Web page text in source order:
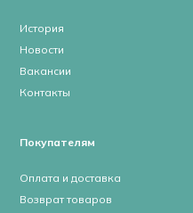
История
Новости
Вакансии
Контакты
Покупателям
Оплата и доставка
Возврат товаров